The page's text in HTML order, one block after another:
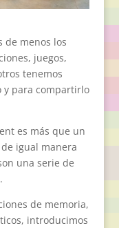
de menos los
juegos,
tenemos
y para compartirlo
es más que un
igual manera
una serie de
de memoria,
introducimos